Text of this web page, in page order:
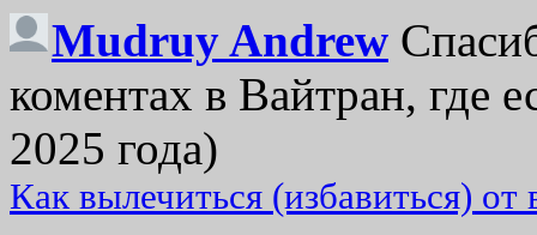
Mudruy Andrew
коментах в Вайтран, где
2025 года)
Как вылечиться (избавиться)